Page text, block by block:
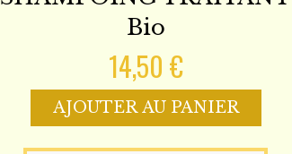
Bio
14,50 €
AJOUTER AU PANIER